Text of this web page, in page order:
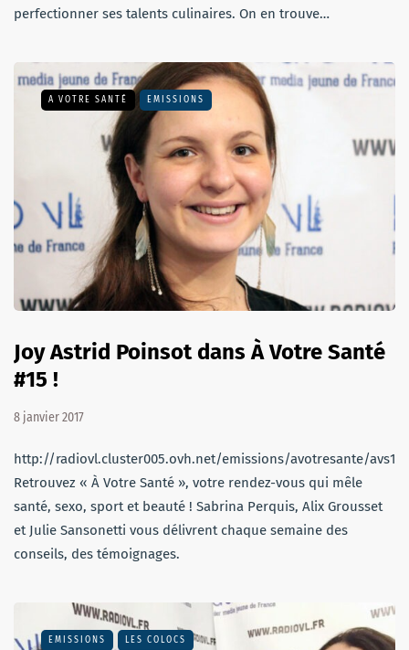
perfectionner ses talents culinaires. On en trouve…
A VOTRE SANTÉ EMISSIONS
Joy Astrid Poinsot dans À Votre Santé
#15 !
8 janvier 2017
http://radiovl.cluster005.ovh.net/emissions/avotresante/
Retrouvez « À Votre Santé », votre rendez-vous qui mêle
santé, sexo, sport et beauté ! Sabrina Perquis, Alix Grousset
et Julie Sansonetti vous délivrent chaque semaine des
conseils, des témoignages.
EMISSIONS LES COLOCS